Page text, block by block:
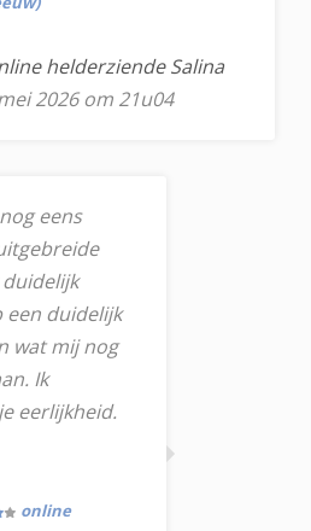
helderziende Salina
2026 om 21u04
eens
duidelijk
een duidelijk
wat mij nog
Ik
eerlijkheid.
online